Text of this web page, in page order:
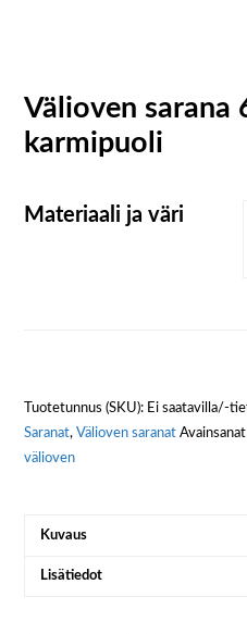
Välioven sarana
karmipuoli
Materiaali ja väri
Tuotetunnus (SKU): Ei saatavilla/-
Saranat,Välioven saranat
välioven
Kuvaus
Lisätiedot